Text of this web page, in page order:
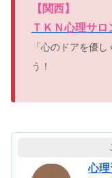
【 関西】
ＴＫＮ心理サロ
「心のドアを優
う！
心